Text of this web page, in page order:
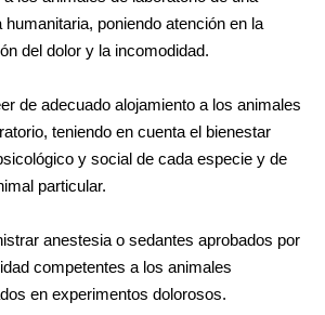
humanitaria, poniendo atención en la
del dolor y la incomodidad.
de adecuado alojamiento a los animales
teniendo en cuenta el bienestar
y social de cada especie y de
particular.
anestesia o sedantes aprobados por
competentes a los animales
en experimentos dolorosos.